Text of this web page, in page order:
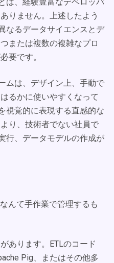
りません。上述したよう
なるデータサイエンスとデ
または複数の複雑なプロ
要です。
ムは、デザイン上、手動で
るかに使いやすくなって
視覚的に表現する直感的な
り、技術者でない社員で
行、データモデルの作成が
んて手作業で管理するも
あります。ETLのコード
Pig、またはその他多